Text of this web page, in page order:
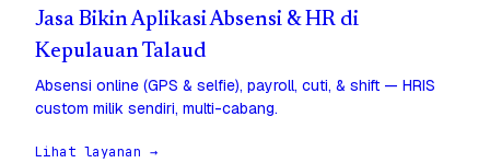
Jasa Bikin Aplikasi Absensi & HR di
Kepulauan Talaud
Absensi online (GPS & selfie), payroll, cuti, & shift — HRIS
custom milik sendiri, multi-cabang.
Lihat layanan →